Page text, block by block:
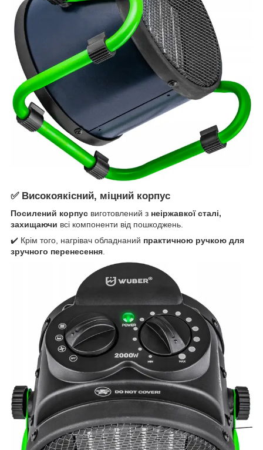
✅ Високоякісний, міцний корпус
Посилений корпус виготовлений з неіржавкої сталі,
захищаючи всі компоненти від пошкоджень.
✔️ Крім того, нагрівач обладнаний практичною ручкою для
зручного перенесення.